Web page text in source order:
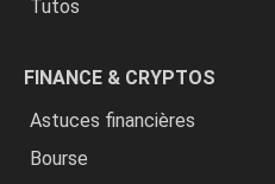
Tutos
FINANCE & CRYPTOS
Astuces financières
Bourse